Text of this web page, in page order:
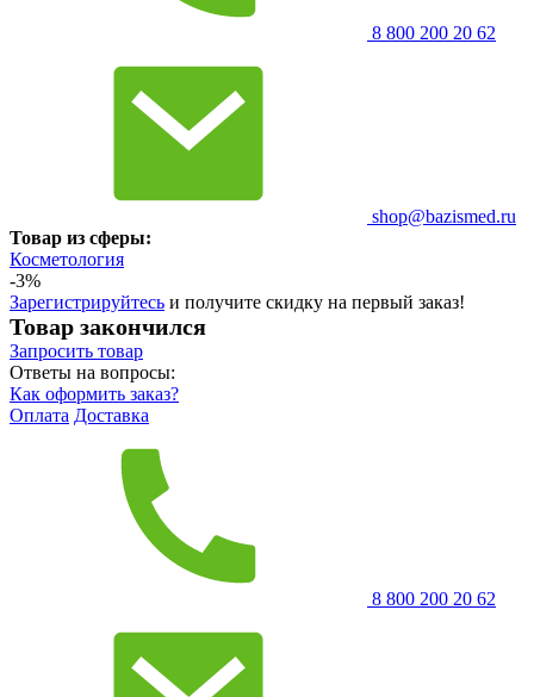
8 800 200 20 62
shop@bazismed.ru
Товар из сферы:
Косметология
-3%
Зарегистрируйтесь и получите скидку на первый заказ!
Товар закончился
Запросить товар
Ответы на вопросы:
Как оформить заказ?
Оплата Доставка
8 800 200 20 62